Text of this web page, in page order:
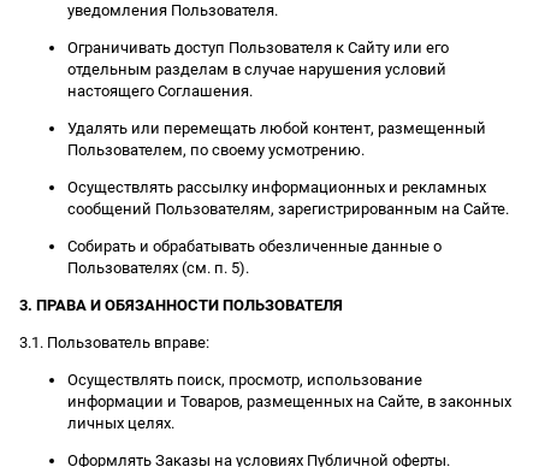
уведомления Пользователя.
Ограничивать доступ Пользователя к Сайту или его
отдельным разделам в случае нарушения условий
настоящего Соглашения.
Удалять или перемещать любой контент, размещенный
Пользователем, по своему усмотрению.
Осуществлять рассылку информационных и рекламных
сообщений Пользователям, зарегистрированным на Сайте.
Собирать и обрабатывать обезличенные данные о
Пользователях (см. п. 5).
3. ПРАВА И ОБЯЗАННОСТИ ПОЛЬЗОВАТЕЛЯ
3.1. Пользователь вправе:
Осуществлять поиск, просмотр, использование
информации и Товаров, размещенных на Сайте, в законных
личных целях.
Оформлять Заказы на условиях Публичной оферты.